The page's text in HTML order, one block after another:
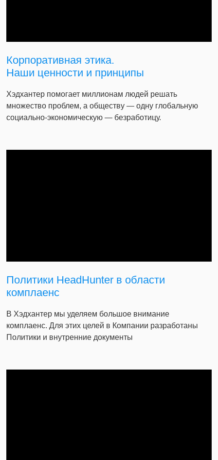
Корпоративная этика.
Наши ценности и принципы
Хэдхантер помогает миллионам людей решать
множество проблем, а обществу — одну глобальную
социально-экономическую — безработицу.
Политики HeadHunter в области
комплаенс
В Хэдхантер мы уделяем большое внимание
комплаенс. Для этих целей в Компании разработаны
Политики и внутренние документы